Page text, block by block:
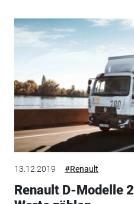
13.12.2019 #Renault
Renault D-Modelle